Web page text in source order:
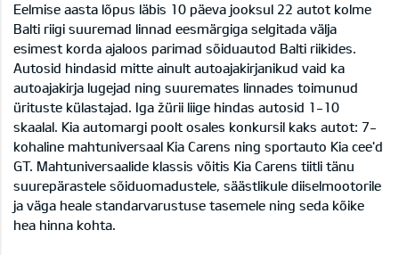
Eelmise aasta lõpus läbis 10 päeva jooksul 22 autot kolme
Balti riigi suuremad linnad eesmärgiga selgitada välja
esimest korda ajaloos parimad sõiduautod Balti riikides.
Autosid hindasid mitte ainult autoajakirjanikud vaid ka
autoajakirja lugejad ning suuremates linnades toimunud
ürituste külastajad. Iga žürii liige hindas autosid 1-10
skaalal. Kia automargi poolt osales konkursil kaks autot: 7-
kohaline mahtuniversaal Kia Carens ning sportauto Kia cee'd
GT. Mahtuniversaalide klassis võitis Kia Carens tiitli tänu
suurepärastele sõiduomadustele, säästlikule diiselmootorile
ja väga heale standarvarustuse tasemele ning seda kõike
hea hinna kohta.